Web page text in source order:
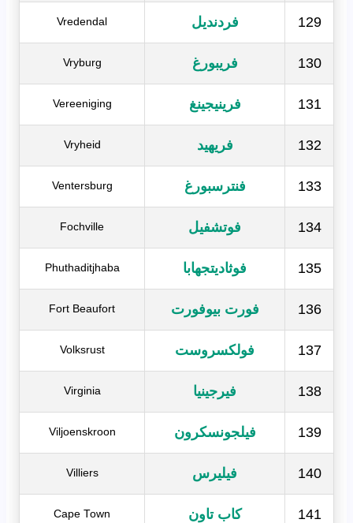
129 فردنديل Vredendal
130 فريبورغ Vryburg
131 فرينيجينغ Vereeniging
132 فريهيد Vryheid
133 فنترسبورغ Ventersburg
134 فوتشفيل Fochville
135 فوثاديتجهابا Phuthaditjhaba
136 فورت بيوفورت Fort Beaufort
137 فولكسروست Volksrust
138 فيرجينيا Virginia
139 فيلجونسكرون Viljoenskroon
140 فيليرس Villiers
141 كاب تاون Cape Town